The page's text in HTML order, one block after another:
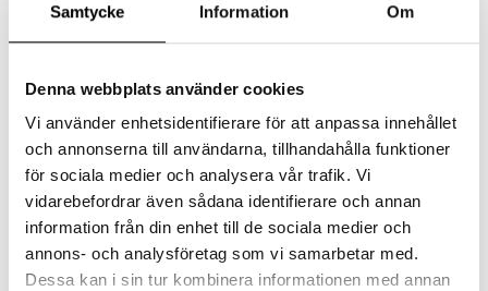
Samtycke Information Om
Denna webbplats använder cookies
Vi använder enhetsidentifierare för att anpassa innehållet
och annonserna till användarna, tillhandahålla funktioner
för sociala medier och analysera vår trafik. Vi
vidarebefordrar även sådana identifierare och annan
information från din enhet till de sociala medier och
annons- och analysföretag som vi samarbetar med.
Dessa kan i sin tur kombinera informationen med annan